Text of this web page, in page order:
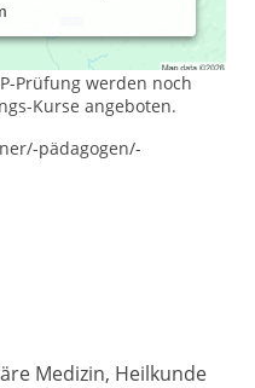
die
Prüfung werden noch
Kurse angeboten.
pädagogen/-
Medizin, Heilkunde